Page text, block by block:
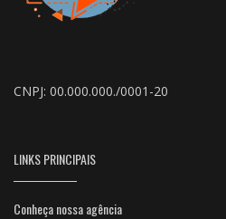
CNPJ: 00.000.000./0001-20
LINKS PRINCIPAIS
Conheça nossa agência